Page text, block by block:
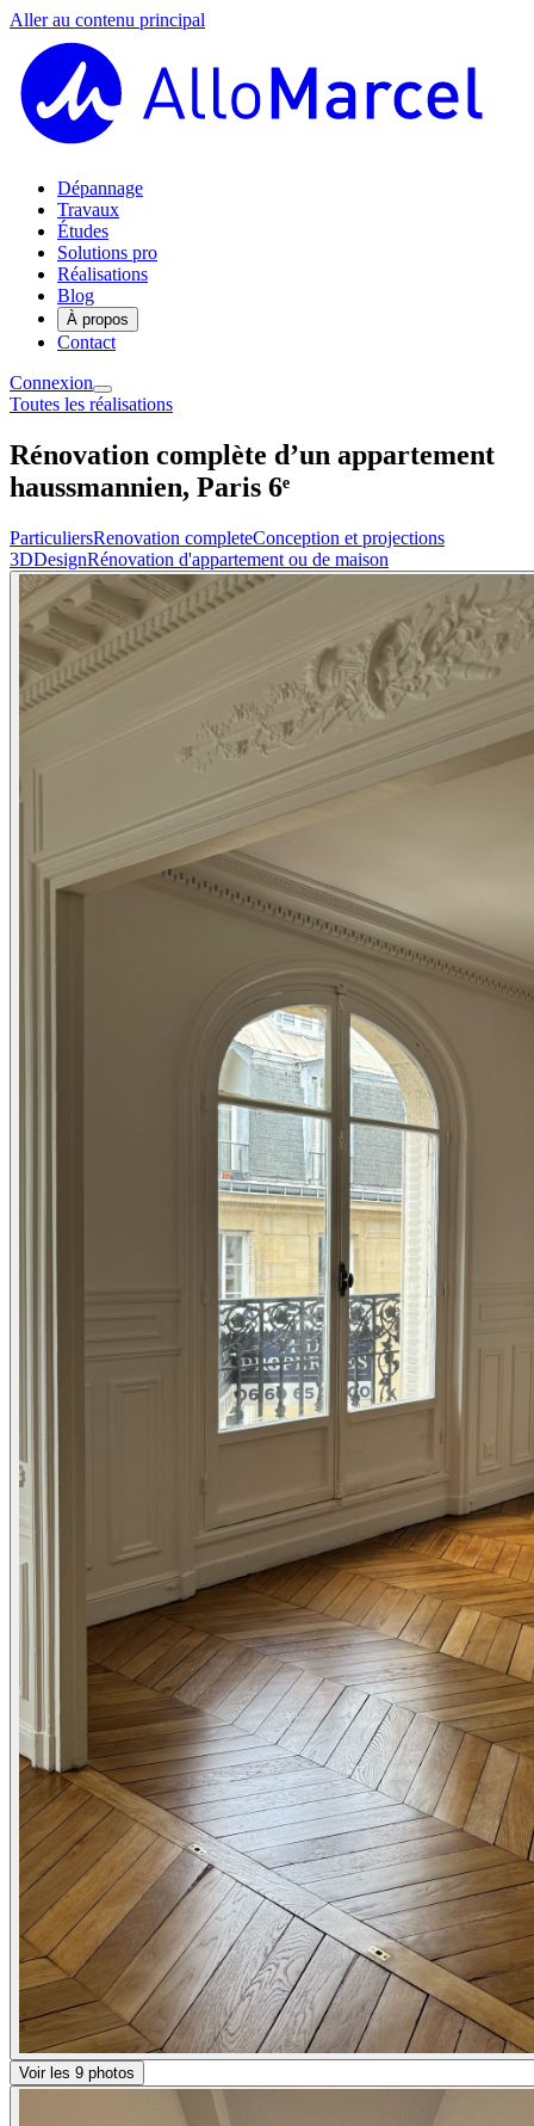
Aller au contenu principal
Dépannage
Travaux
Études
Solutions pro
Réalisations
Blog
À propos
Contact
Connexion
Toutes les réalisations
Rénovation complète d’un appartement
haussmannien, Paris 6ᵉ
ParticuliersRenovation completeConception et projections
3DDesignRénovation d'appartement ou de maison
Voir les 9 photos